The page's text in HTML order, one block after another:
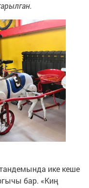
ике кеше
бар. «Киң